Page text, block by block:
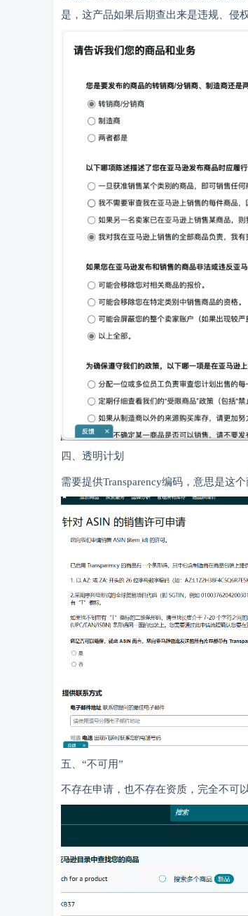
是，这产品如果后期查出来是违规、侵
四、透明计划
需要提供Transparency编码，意思是这
五、“不可用”
不存在申请，也不存在资质，完全不可